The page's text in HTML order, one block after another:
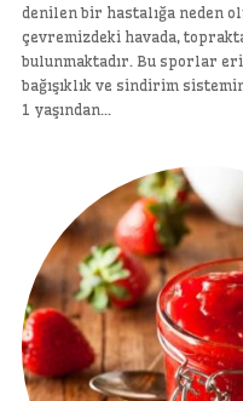
denilen bir hastalığa neden
çevremizdeki havada,
bulunmaktadır. Bu sporlar
bağışıklık ve sindirim
1 yaşından…